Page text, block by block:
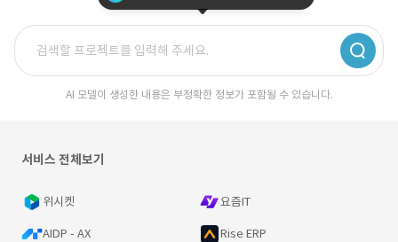
AI 모델이 생성한 내용은 부정확한 정보가 포함될 수 있습니다.
서비스 전체보기
위시켓 요즘IT
AIDP - AX Rise ERP